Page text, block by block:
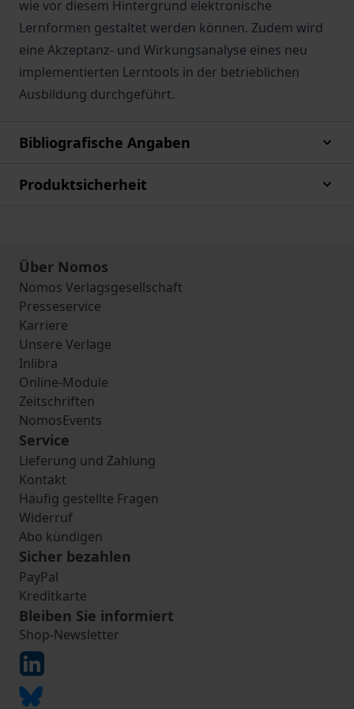
wie vor diesem Hintergrund elektronische
Lernformen gestaltet werden können. Zudem wird
eine Akzeptanz- und Wirkungsanalyse eines neu
implementierten Lerntools in der betrieblichen
Ausbildung durchgeführt.
Bibliografische Angaben
Produktsicherheit
Über Nomos
Nomos Verlagsgesellschaft
Presseservice
Karriere
Unsere Verlage
Inlibra
Online-Module
Zeitschriften
NomosEvents
Service
Lieferung und Zahlung
Kontakt
Häufig gestellte Fragen
Widerruf
Abo kündigen
Sicher bezahlen
PayPal
Kreditkarte
Bleiben Sie informiert
Shop-Newsletter